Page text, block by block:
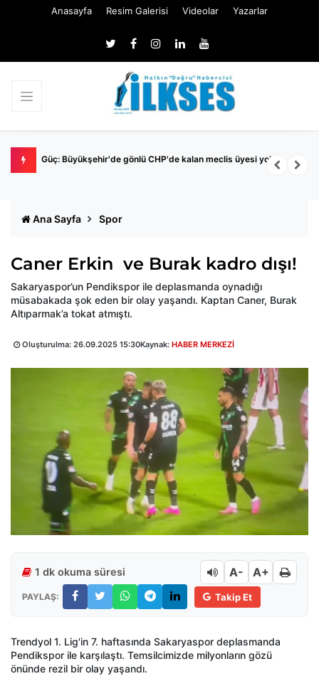
Anasayfa Resim Galerisi Videolar Yazarlar
Pazar günü YÖKDİL/2 adayları ter dökecek
Ana Sayfa Spor
Caner Erkin ve Burak kadro dışı!
Sakaryaspor’un Pendikspor ile deplasmanda oynadığı
müsabakada şok eden bir olay yaşandı. Kaptan Caner, Burak
Altıparmak’a tokat atmıştı.
Oluşturulma: 26.09.2025 15:30Kaynak: HABER MERKEZİ
1 dk okuma süresi A- A+
PAYLAŞ: Takip Et
Trendyol 1. Lig'in 7. haftasında Sakaryaspor deplasmanda
Pendikspor ile karşılaştı. Temsilcimizde milyonların gözü
önünde rezil bir olay yaşandı.